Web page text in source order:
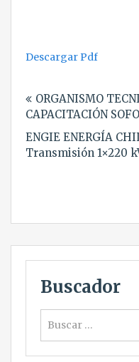
Descargar Pdf
de
entradas
ORGANISMO
CAPACITACIÓN
ENGIE ENERGÍA
Transmisión 1×220
Buscador